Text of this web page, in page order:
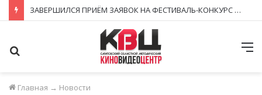
ЗАВЕРШИЛСЯ ПРИЁМ ЗАЯВОК НА ФЕСТИВАЛЬ-КОНКУРС «КИНОВЕРТИКАЛЬ 2026»
Главная → Новости